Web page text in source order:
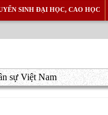
SINH ĐẠI HỌC, CAO HỌC
sự Việt Nam